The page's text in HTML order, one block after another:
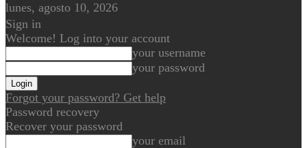
lunes, agosto 10, 2026
Sign in
Welcome! Log into your account
your username
your password
Forgot your password? Get help
Password recovery
Recover your password
your email